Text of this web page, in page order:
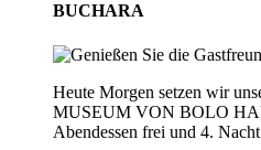
BUCHARA
Heute Morgen setzen wir
MUSEUM VON BOLO
Abendessen frei und 4.